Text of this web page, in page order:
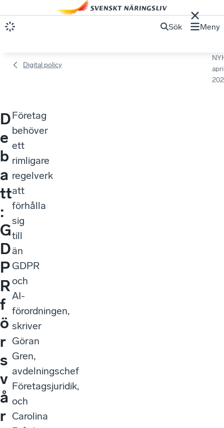
Sök Meny
Digital policy
D
e
b
a
tt
:
G
D
P
R
f
ö
r
s
v
å
r
Företag
behöver
ett
rimligare
regelverk
att
förhålla
sig
till
än
GDPR
och
AI-
förordningen,
skriver
Göran
Gren,
avdelningschef
Företagsjuridik,
och
Carolina